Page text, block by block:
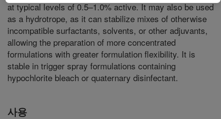
at typical levels of 0.5–1.0% active. It may also be used
as a hydrotrope, as it can stabilize mixes of otherwise
incompatible surfactants, solvents, or other adjuvants,
allowing the preparation of more concentrated
formulations with greater formulation flexibility. It is
stable in trigger spray formulations containing
hypochlorite bleach or quaternary disinfectant.
사용